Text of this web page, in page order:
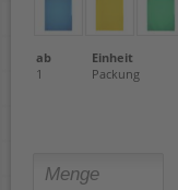
ab Einheit
1
Packung